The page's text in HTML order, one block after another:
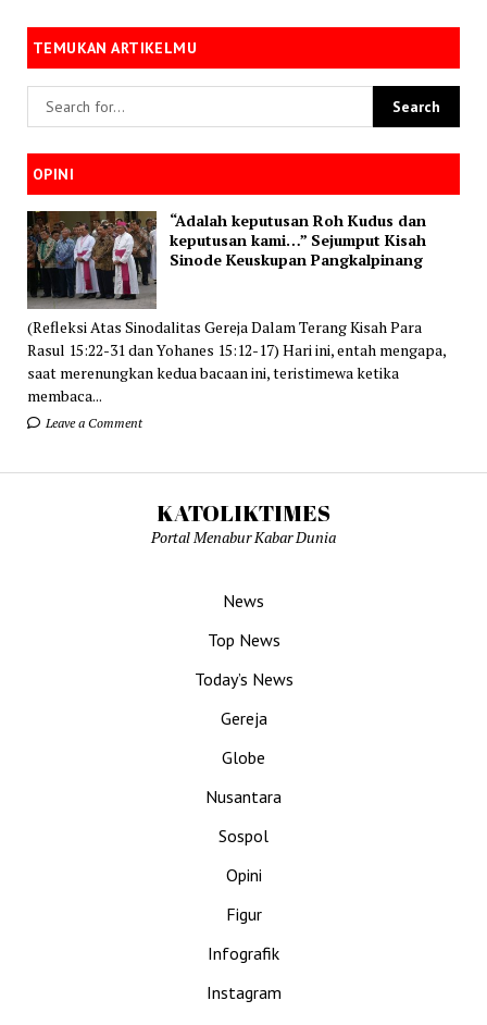
TEMUKAN ARTIKELMU
OPINI
“Adalah keputusan Roh Kudus dan
keputusan kami…” Sejumput Kisah
Sinode Keuskupan Pangkalpinang
(Refleksi Atas Sinodalitas Gereja Dalam Terang Kisah Para
Rasul 15:22-31 dan Yohanes 15:12-17) Hari ini, entah mengapa,
saat merenungkan kedua bacaan ini, teristimewa ketika
membaca...
Leave a Comment
KATOLIKTIMES
Portal Menabur Kabar Dunia
News
Top News
Today’s News
Gereja
Globe
Nusantara
Sospol
Opini
Figur
Infografik
Instagram